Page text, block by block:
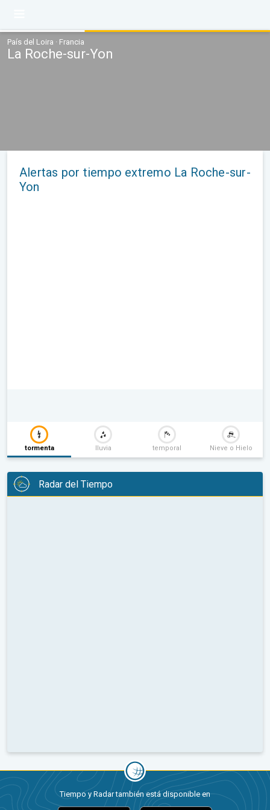
País del Loira · Francia
La Roche-sur-Yon
Alertas por tiempo extremo La Roche-sur-
Yon
tormenta lluvia temporal Nieve o Hielo
Radar del Tiempo
Tiempo y Radar también está disponible en